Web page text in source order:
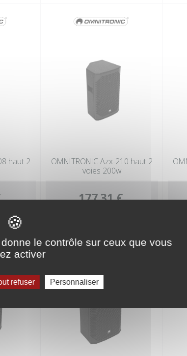
haut 2
OMNITRONIC Azx-210 haut 2
voies 200w
177,31 €
le contrôle sur ceux que vous
activer
refuser Personnaliser